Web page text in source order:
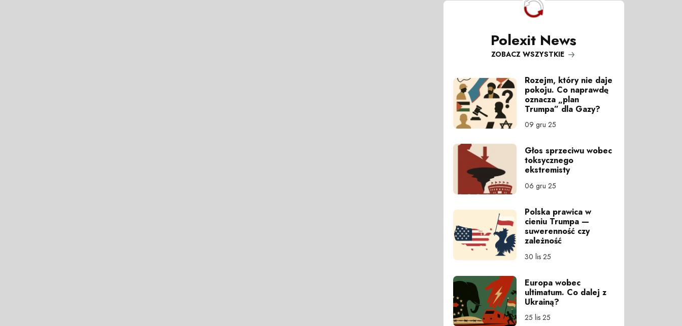
Polexit News
ZOBACZ WSZYSTKIE
Rozejm, który nie daje
pokoju. Co naprawdę
oznacza „plan
Trumpa” dla Gazy?
09 gru 25
Głos sprzeciwu wobec
toksycznego
ekstremisty
06 gru 25
Polska prawica w
cieniu Trumpa —
suwerenność czy
zależność
30 lis 25
Europa wobec
ultimatum. Co dalej z
Ukrainą?
25 lis 25